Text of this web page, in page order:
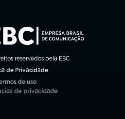
reservados pela EBC
de Privacidade
de uso
em nova aba)
de privacidade